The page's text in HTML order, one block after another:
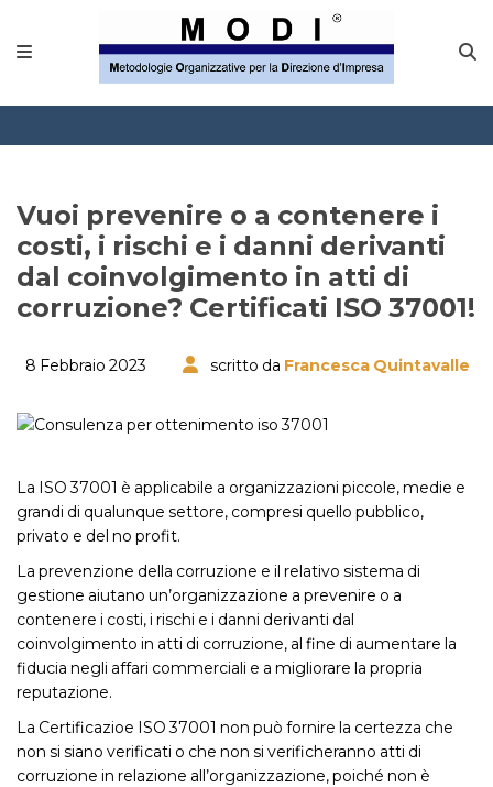
Vuoi prevenire o a contenere i
costi, i rischi e i danni derivanti
dal coinvolgimento in atti di
corruzione? Certificati ISO 37001!
8 Febbraio 2023 scritto da Francesca Quintavalle
La ISO 37001 è applicabile a organizzazioni piccole, medie e
grandi di qualunque settore, compresi quello pubblico,
privato e del no profit.
La prevenzione della corruzione e il relativo sistema di
gestione aiutano un’organizzazione a prevenire o a
contenere i costi, i rischi e i danni derivanti dal
coinvolgimento in atti di corruzione, al fine di aumentare la
fiducia negli affari commerciali e a migliorare la propria
reputazione.
La Certificazioe ISO 37001 non può fornire la certezza che
non si siano verificati o che non si verificheranno atti di
corruzione in relazione all’organizzazione, poiché non è